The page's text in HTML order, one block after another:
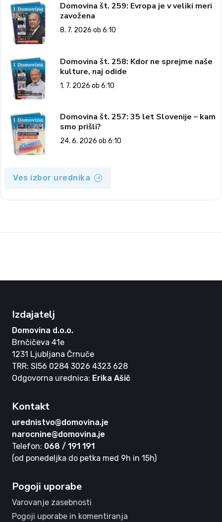
Domovina št. 259: Evropa je v veliki meri
zavožena
8. 7. 2026 ob 6:10
Domovina št. 258: Kdor ne sprejme naše
kulture, naj odide
1. 7. 2026 ob 6:10
Domovina št. 257: 35 let Slovenije – kam
smo prišli?
24. 6. 2026 ob 6:10
Ves izbor urednika
Izdajatelj
Domovina d.o.o.
Brnčičeva 41e
1231 Ljubljana Črnuče
TRR: SI56 0284 3026 4323 628
Odgovorna urednica: Erika Ašič
Kontakt
urednistvo@domovina.je
narocnine@domovina.je
Telefon: 068 / 191 191
(od ponedeljka do petka med 9h in 15h)
Pogoji uporabe
Varovanje zasebnosti
Pogoji uporabe in komentiranja